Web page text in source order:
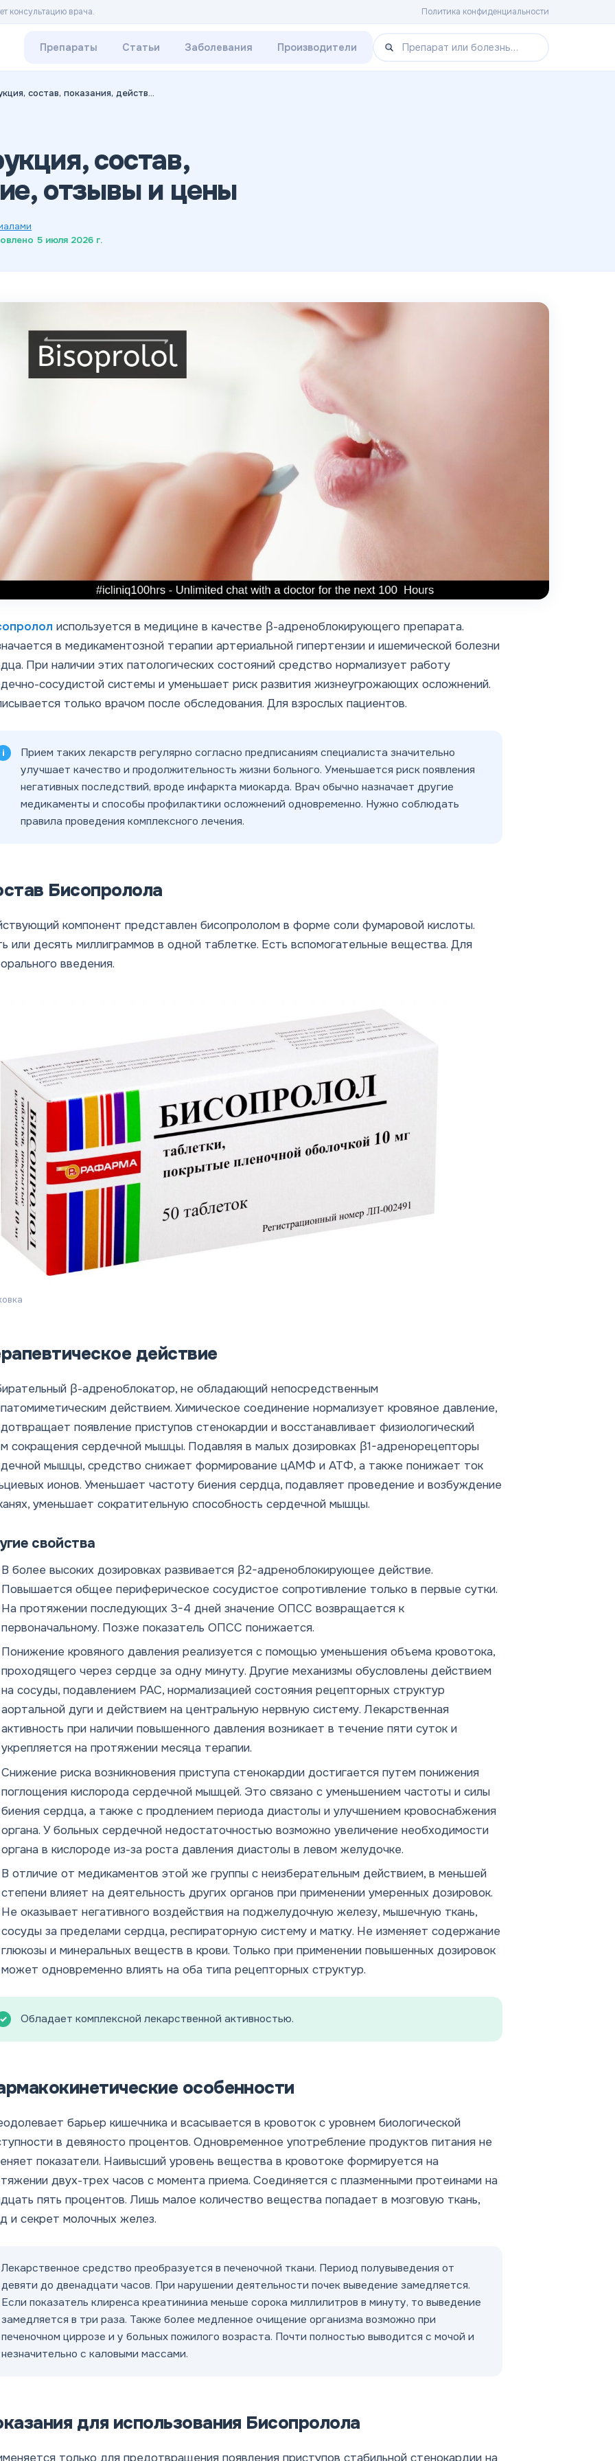
Политика конфиденциальности
консультацию врача.
Препараты Статьи Заболевания Производители
Бисопролол: инструкция, состав, показания, действие, отзывы и цены
состав,
отзывы и цены
5 июля 2026 г.
используется в медицине в качестве β-адреноблокирующего препарата.
в медикаментозной терапии артериальной гипертензии и ишемической болезни
При наличии этих патологических состояний средство нормализует работу
сосудистой системы и уменьшает риск развития жизнеугрожающих осложнений.
только врачом после обследования. Для взрослых пациентов.
Прием таких лекарств регулярно согласно предписаниям специалиста значительно
улучшает качество и продолжительность жизни больного. Уменьшается риск появления
негативных последствий, вроде инфаркта миокарда. Врач обычно назначает другие
медикаменты и способы профилактики осложнений одновременно. Нужно соблюдать
правила проведения комплексного лечения.
Бисопролола
компонент представлен бисопрололом в форме соли фумаровой кислоты.
или десять миллиграммов в одной таблетке. Есть вспомогательные вещества. Для
введения.
действие
β-адреноблокатор, не обладающий непосредственным
действием. Химическое соединение нормализует кровяное давление,
появление приступов стенокардии и восстанавливает физиологический
сокращения сердечной мышцы. Подавляя в малых дозировках β1-адренорецепторы
мышцы, средство снижает формирование цАМФ и АТФ, а также понижает ток
ионов. Уменьшает частоту биения сердца, подавляет проведение и возбуждение
уменьшает сократительную способность сердечной мышцы.
свойства
В более высоких дозировках развивается β2-адреноблокирующее действие.
Повышается общее периферическое сосудистое сопротивление только в первые сутки.
На протяжении последующих 3-4 дней значение ОПСС возвращается к
первоначальному. Позже показатель ОПСС понижается.
Понижение кровяного давления реализуется с помощью уменьшения объема кровотока,
проходящего через сердце за одну минуту. Другие механизмы обусловлены действием
на сосуды, подавлением РАС, нормализацией состояния рецепторных структур
аортальной дуги и действием на центральную нервную систему. Лекарственная
активность при наличии повышенного давления возникает в течение пяти суток и
укрепляется на протяжении месяца терапии.
Снижение риска возникновения приступа стенокардии достигается путем понижения
поглощения кислорода сердечной мышцей. Это связано с уменьшением частоты и силы
биения сердца, а также с продлением периода диастолы и улучшением кровоснабжения
органа. У больных сердечной недостаточностью возможно увеличение необходимости
органа в кислороде из-за роста давления диастолы в левом желудочке.
В отличие от медикаментов этой же группы с неизберательным действием, в меньшей
степени влияет на деятельность других органов при применении умеренных дозировок.
Не оказывает негативного воздействия на поджелудочную железу, мышечную ткань,
сосуды за пределами сердца, респираторную систему и матку. Не изменяет содержание
глюкозы и минеральных веществ в крови. Только при применении повышенных дозировок
может одновременно влиять на оба типа рецепторных структур.
Обладает комплексной лекарственной активностью.
особенности
барьер кишечника и всасывается в кровоток с уровнем биологической
в девяносто процентов. Одновременное употребление продуктов питания не
показатели. Наивысший уровень вещества в кровотоке формируется на
двух-трех часов с момента приема. Соединяется с плазменными протеинами на
пять процентов. Лишь малое количество вещества попадает в мозговую ткань,
и секрет молочных желез.
Лекарственное средство преобразуется в печеночной ткани. Период полувыведения от
девяти до двенадцати часов. При нарушении деятельности почек выведение замедляется.
Если показатель клиренса креатининиа меньше сорока миллилитров в минуту, то выведение
замедляется в три раза. Также более медленное очищение организма возможно при
печеночном циррозе и у больных пожилого возраста. Почти полностью выводится с мочой и
незначительно с каловыми массами.
для использования Бисопролола
только для предотвращения появления приступов стабильной стенокардии на